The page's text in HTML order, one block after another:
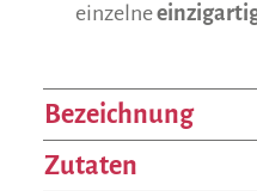
einzelne
Bezeichnung
Zutaten